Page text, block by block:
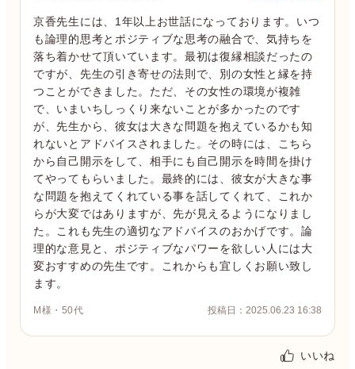
京香先生には、1年以上お世話になっております。いつ
も論理的思考とポジティブな思考の融合で、気持ちを
落ち着かせて頂いています。最初は復縁相談だったの
ですが、先生の引き寄せの法則で、別の女性と縁を持
つことができました。ただ、その女性の環境が複雑
で、いまいちしっくり来ないことが多かったのです
が、先生から、彼女は大きな問題を抱えているかも知
れないとアドバイスされました。その時には、こちら
から自己開示をして、相手にも自己開示を時間を掛け
てやってもらいました。最終的には、彼女が大きな事
な問題を抱えてくれている事を話してくれて、これか
らが大変ではありますが、先が見えるようになりまし
た。これも先生の適切なアドバイスのおかげです。論
理的な意見と、ポジティブなパワーを欲しい人には大
変おすすめの先生です。これからも宜しくお願い致し
ます。
M様・50代 投稿日：2025.06.23 16:38
いいね